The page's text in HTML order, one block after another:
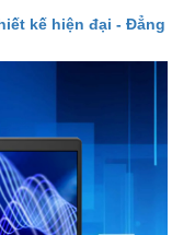
kế hiện đại - Đẳng